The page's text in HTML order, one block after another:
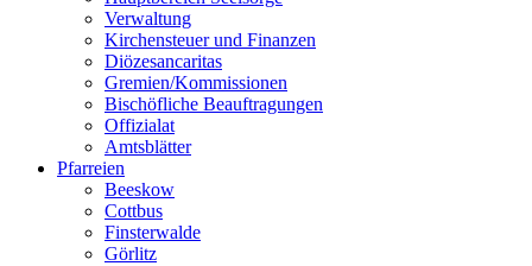
Verwaltung
Kirchensteuer und Finanzen
Diözesancaritas
Gremien/Kommissionen
Bischöfliche Beauftragungen
Offizialat
Amtsblätter
Pfarreien
Beeskow
Cottbus
Finsterwalde
Görlitz